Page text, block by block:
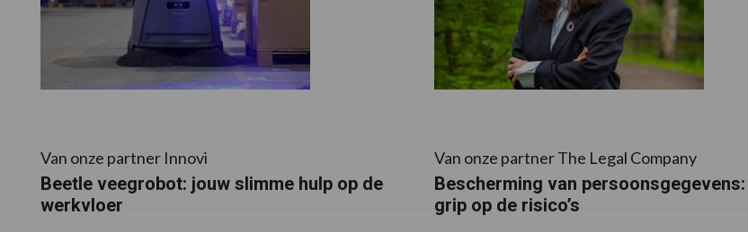
Van onze partner Innovi
Beetle veegrobot: jouw slimme hulp op de
werkvloer
Van onze partner The Legal Company
Bescherming van persoonsgegevens:
grip op de risico’s